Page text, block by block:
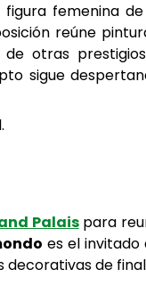
femenina
reúne
otras
sigue
Palaispara
es el invitado
decorativas de